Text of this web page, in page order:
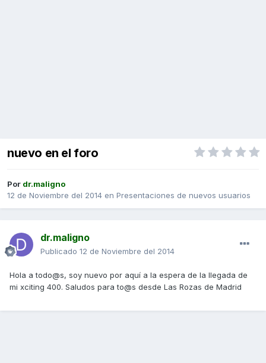
nuevo en el foro
Por dr.maligno
12 de Noviembre del 2014 en Presentaciones de nuevos usuarios
dr.maligno
Publicado 12 de Noviembre del 2014
Hola a todo@s, soy nuevo por aquí a la espera de la llegada de
mi xciting 400. Saludos para to@s desde Las Rozas de Madrid